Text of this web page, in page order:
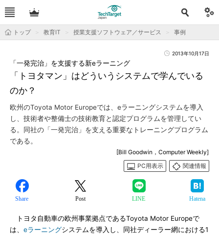
トップ 教育IT 授業支援ソフトウェア／サービス 事例
2013年10月17日
「トヨタマン」はどういうシステムで学んでいる
のか？
「一発完治」を支援する新eラーニング
欧州のToyota Motor Europeでは、eラーニングシステムを導入
し、技術者や整備士の技術教育と認定プログラムを管理してい
る。同社の「一発完治」を支える重要なトレーニングプログラム
である。
[Bill Goodwin，Computer Weekly]
PC用表示
関連情報
Share Post LINE Hatena
トヨタ自動車の欧州事業拠点であるToyota Motor Europeで
は、 eラーニングシステムを導入し、同社ディーラー網における1